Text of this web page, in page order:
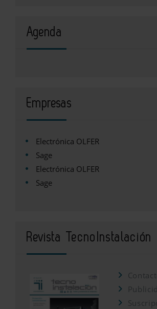
Agenda
Empresas
Electrónica OLFER
Sage
Electrónica OLFER
Sage
Revista TecnoInstalación